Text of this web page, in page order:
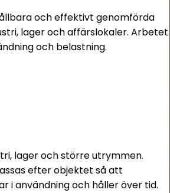
och effektivt genomförda
lager och affärslokaler. Arbetet
och belastning.
lager och större utrymmen.
efter objektet så att
i användning och håller över tid.